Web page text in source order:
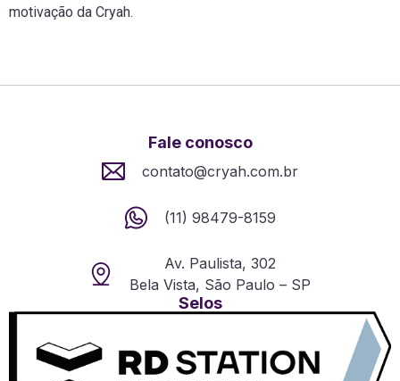
motivação da Cryah.
Fale conosco
contato@cryah.com.br
(11) 98479-8159
Av. Paulista, 302
Bela Vista, São Paulo – SP
Selos